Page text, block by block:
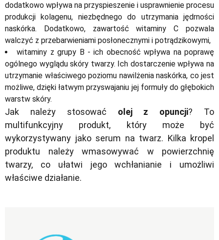
dodatkowo wpływa na przyspieszenie i usprawnienie procesu
produkcji kolagenu, niezbędnego do utrzymania jędrności
naskórka. Dodatkowo, zawartość witaminy C pozwala
walczyć z przebarwieniami posłonecznymi i potrądzikowymi,
witaminy z grupy B - ich obecność wpływa na poprawę
ogólnego wyglądu skóry twarzy. Ich dostarczenie wpływa na
utrzymanie właściwego poziomu nawilżenia naskórka, co jest
możliwe, dzięki łatwym przyswajaniu jej formuły do głębokich
warstw skóry.
Jak należy stosować olej z opuncji? To
multifunkcyjny produkt, który może być
wykorzystywany jako serum na twarz. Kilka kropel
produktu należy wmasowywać w powierzchnię
twarzy, co ułatwi jego wchłanianie i umożliwi
właściwe działanie.